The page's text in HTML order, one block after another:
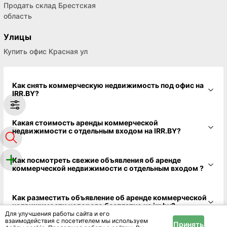
Продать склад Брестская
область
Улицы
Купить офис Красная ул
Как снять коммерческую недвижимость под офис на
IRR.BY?
Какая стоимость аренды коммерческой
недвижимости с отдельным входом на IRR.BY?
Как посмотреть свежие объявления об аренде
коммерческой недвижимости с отдельным входом ?
Как разместить объявление об аренде коммерческой
недвижимости недорого бесплатно на irr.by?
Для улучшения работы сайта и его
взаимодействия с посетителем мы используем
Принять